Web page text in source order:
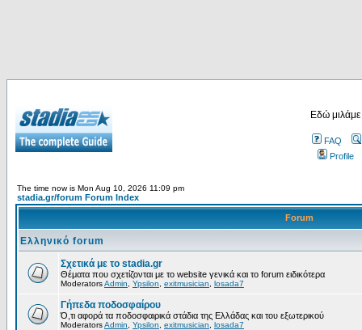
Εδώ
FAQ
Profile
The time now is Mon Aug 10, 2026 11:09 pm
stadia.gr/forum Forum Index
Forum
Ελληνικό forum
Σχετικά με το stadia.gr
Θέματα που σχετίζονται με το website γενικά και το forum ειδικότερα
ModeratorsAdmin Ypsilon exitmusician losada7
Γήπεδα ποδοσφαίρου
Ό,τι αφορά τα ποδοσφαιρικά στάδια της Ελλάδας και του εξωτερικού
ModeratorsAdmin Ypsilon exitmusician losada7